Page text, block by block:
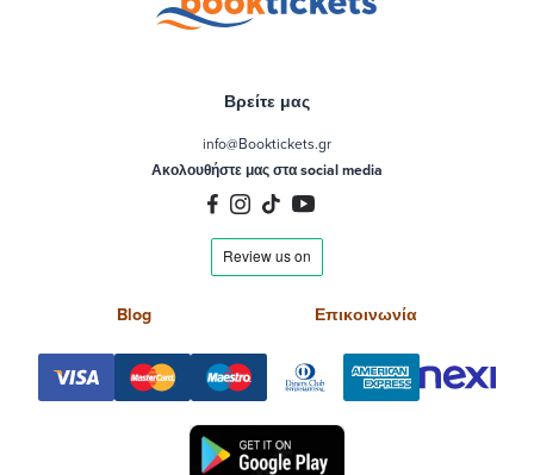
Βρείτε μας
info@Booktickets.gr
Ακολουθήστε μας στα social media
Blog Επικοινωνία